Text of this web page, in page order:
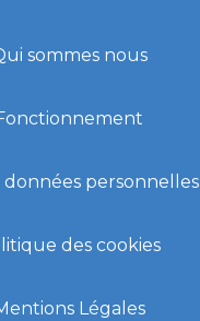
sommes nous
données personnelles
des cookies
Légales